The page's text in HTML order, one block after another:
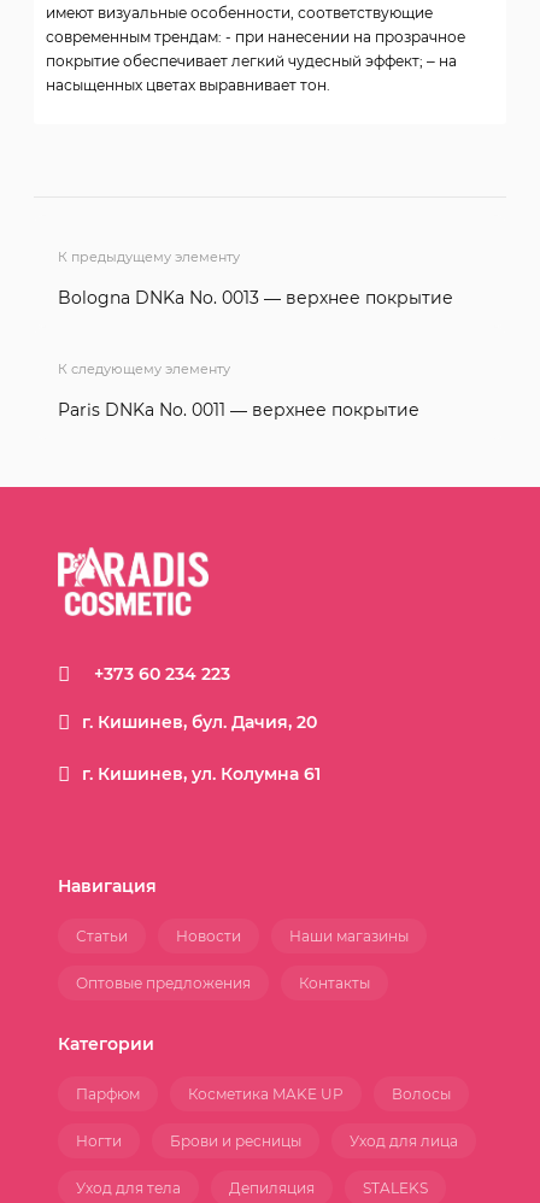
имеют визуальные особенности, соответствующие
современным трендам: - при нанесении на прозрачное
покрытие обеспечивает легкий чудесный эффект; – на
насыщенных цветах выравнивает тон.
К предыдущему элементу
Bologna DNKa No. 0013 — верхнее покрытие
К следующему элементу
Paris DNKa No. 0011 — верхнее покрытие
г. Кишинев, ул. Колумна 61
+373 60 234 223
г. Кишинев, бул. Дачия, 20
Статьи Новости Наши магазины
Оптовые предложения Контакты
Навигация
Парфюм Косметика MAKE UP Волосы
Ногти Брови и ресницы Уход для лица
Уход для тела Депиляция STALEKS
Категории